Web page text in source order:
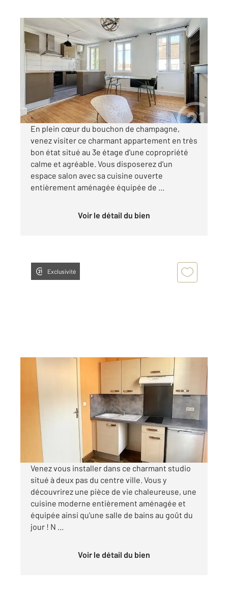
TROYES 10
43 m
, 2 pièces
Ref : 72195
Appartement F2 à louer
528 €
par mois charges comprises
En plein cœur du bouchon de champagne,
venez visiter ce charmant appartement en très
bon état situé au 3e étage d'une copropriété
calme et agréable. Vous disposerez d'un
espace salon avec sa cuisine ouverte
entièrement aménagée équipée de ...
Voir le détail du bien
Exclusivité
TROYES 10
26 m
, 1 pièce
Ref : 72191
Appartement F1 à louer
388 €
par mois charges comprises
Venez vous installer dans ce charmant studio
situé à deux pas du centre ville. Vous y
découvrirez une pièce de vie chaleureuse, une
cuisine moderne entièrement aménagée et
équipée ainsi qu'une salle de bains au goût du
jour ! N ...
Voir le détail du bien